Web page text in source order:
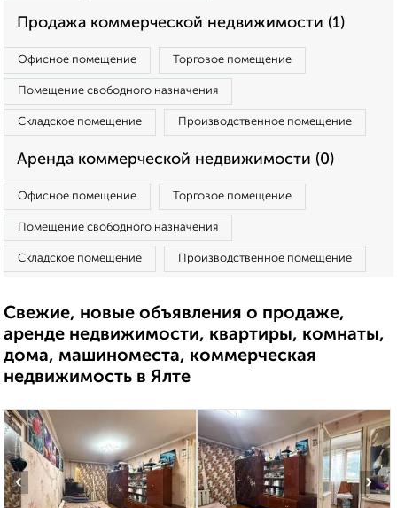
Продажа коммерческой недвижимости (1)
Офисное помещение Торговое помещение
Помещение свободного назначения
Складское помещение Производственное помещение
Аренда коммерческой недвижимости (0)
Офисное помещение Торговое помещение
Помещение свободного назначения
Складское помещение Производственное помещение
Свежие, новые объявления о продаже,
аренде недвижимости, квартиры, комнаты,
дома, машиноместа, коммерческая
недвижимость в Ялте
‹ ›